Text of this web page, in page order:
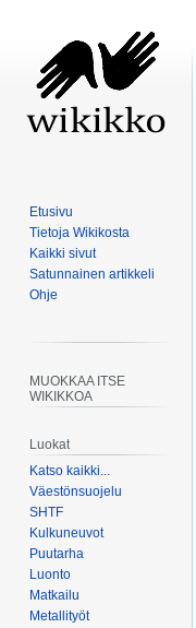
Etusivu
Tietoja Wikikosta
Kaikki sivut
Satunnainen artikkeli
Ohje
MUOKKAA ITSE
WIKIKKOA
Luokat
Katso kaikki...
Väestönsuojelu
SHTF
Kulkuneuvot
Puutarha
Luonto
Matkailu
Metallityöt